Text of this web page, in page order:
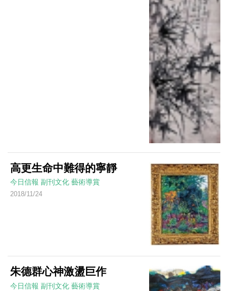
高更生命中難得的寧靜
今日信報 副刊文化 藝術導賞
2018/11/24
朱德群心神激盪巨作
今日信報 副刊文化 藝術導賞